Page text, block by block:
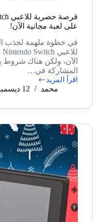
على لعبة مجانية الآن!
في خطوة ملهمة لجذب
الآن، ولكن هناك شروط
المشاركة في…
اقرأ المزيد
فرصة
Nintendo
للحصول
على
لعبة
مجانية
الآن!
محمد 12 ديسمبر، 2023